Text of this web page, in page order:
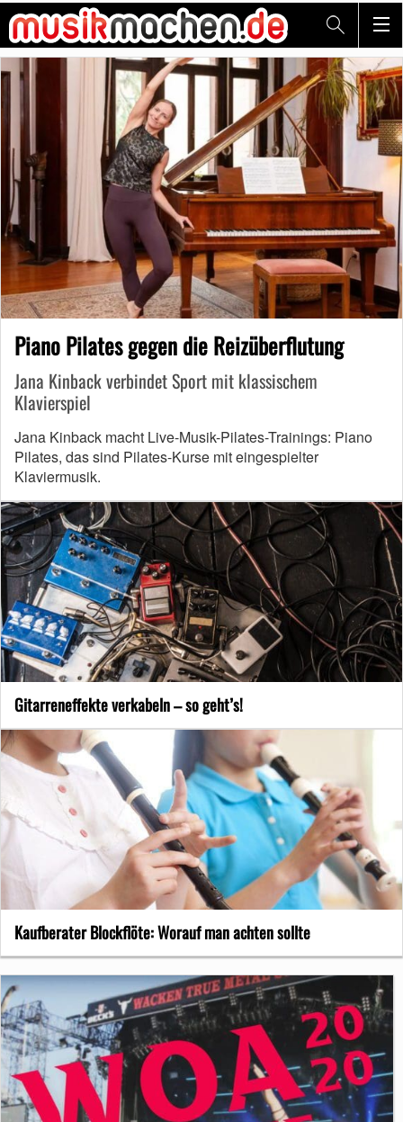
Piano Pilates gegen die Reizüberflutung
Jana Kinback verbindet Sport mit klassischem
Klavierspiel
Jana Kinback macht Live-Musik-Pilates-Trainings: Piano
Pilates, das sind Pilates-Kurse mit eingespielter
Klaviermusik.
Gitarreneffekte verkabeln – so geht’s!
Kaufberater Blockflöte: Worauf man achten sollte